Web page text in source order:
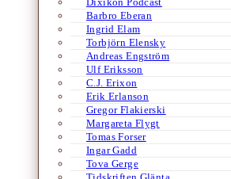
Barbro Eberan
Ingrid Elam
Torbjörn Elensky
Andreas Engström
Ulf Eriksson
C.J. Erixon
Erik Erlanson
Gregor Flakierski
Margareta Flygt
Tomas Forser
Ingar Gadd
Tova Gerge